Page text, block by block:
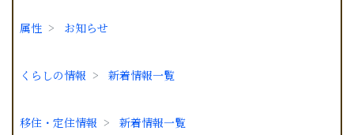
属性 お知らせ
くらしの情報 新着情報一覧
移住・定住情報 新着情報一覧